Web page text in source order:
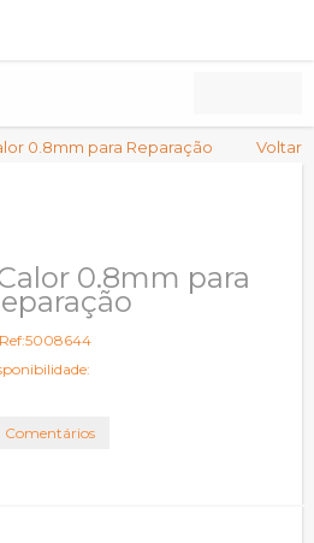
0.8mm para Reparação Voltar
0.8mm para
Ref:5008644
Comentários